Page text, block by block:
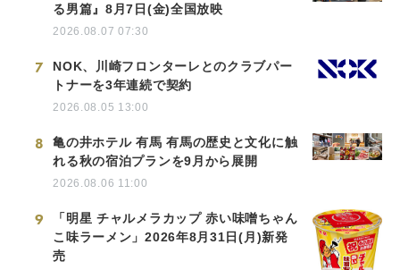
る男篇』8月7日(金)全国放映
2026.08.07 07:30
7
NOK、川崎フロンターレとのクラブパー
トナーを3年連続で契約
2026.08.05 13:00
8
亀の井ホテル 有馬 有馬の歴史と文化に触
れる秋の宿泊プランを9月から展開
2026.08.06 11:00
9
「明星 チャルメラカップ 赤い味噌ちゃん
こ味ラーメン」2026年8月31日(月)新発
売